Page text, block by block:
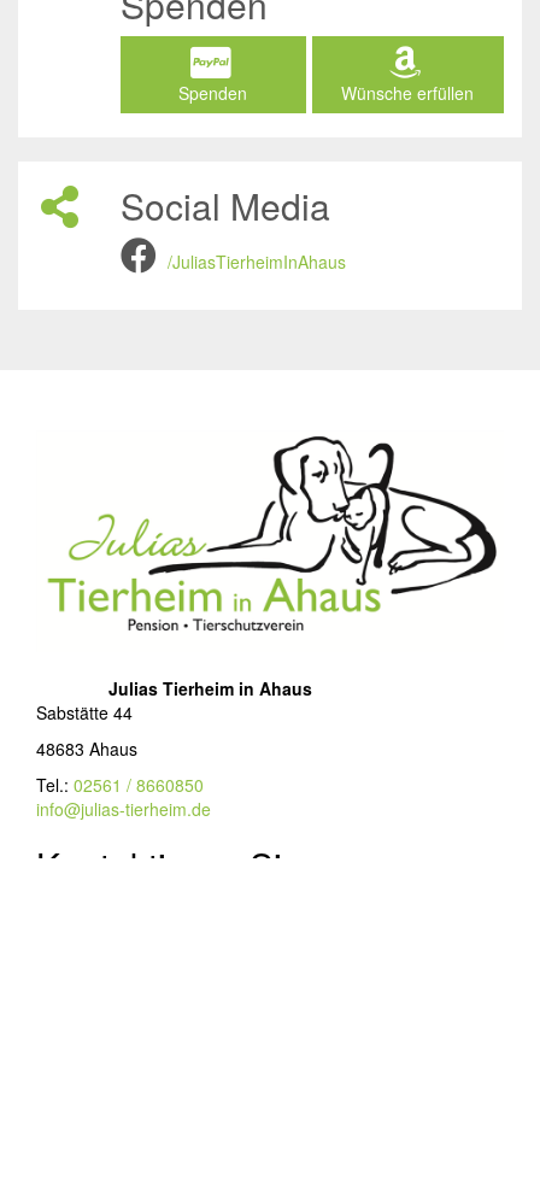
Spenden Wünsche erfüllen
Social Media
/JuliasTierheimInAhaus
Julias Tierheim in Ahaus
Sabstätte 44
48683 Ahaus
Tel.: 02561 / 8660850
info@julias-tierheim.de
Kontaktieren Sie uns